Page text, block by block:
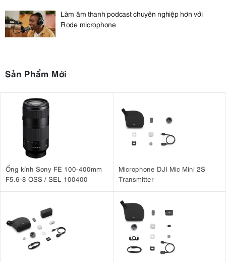
Làm âm thanh podcast chuyên nghiệp hơn với
Rode microphone
Sản Phẩm Mới
Ống kính Sony FE 100-400mm
F5.6-8 OSS / SEL 100400
Microphone DJI Mic Mini 2S
Transmitter